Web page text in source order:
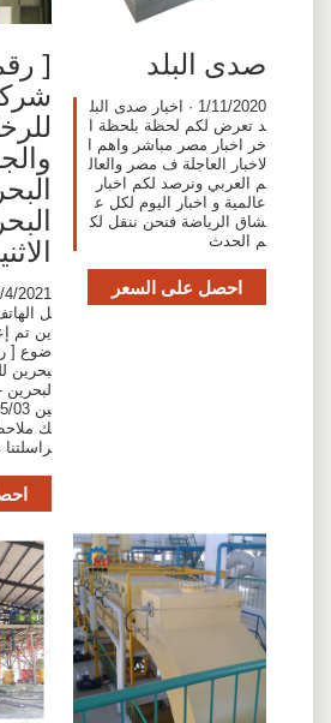
صدى البلد
1/11/2020 · اخبار صدى البل
د تعرض لكم لحظة بلحظة ا
خر اخبار مصر مباشر واهم ا
لاخبار العاجلة ف مصر والعال
م العربي ونرصد لكم اخبار
عالمية و اخبار اليوم لكل ع
شاق الرياضة فنحن ننقل لك
م الحدث
احصل على السعر
[
ل
ين تم
ضوع [
بحرين
لبحرين
ك